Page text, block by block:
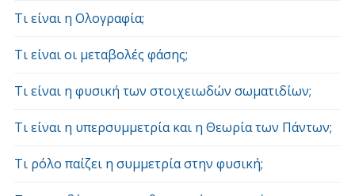
Τι είναι η Ολογραφία;
Τι είναι οι μεταβολές φάσης;
Τι είναι η φυσική των στοιχειωδών σωματιδίων;
Τι είναι η υπερσυμμετρία και η Θεωρία των Πάντων;
Τι ρόλο παίζει η συμμετρία στην φυσική;